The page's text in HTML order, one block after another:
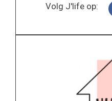
Volg J'life op: